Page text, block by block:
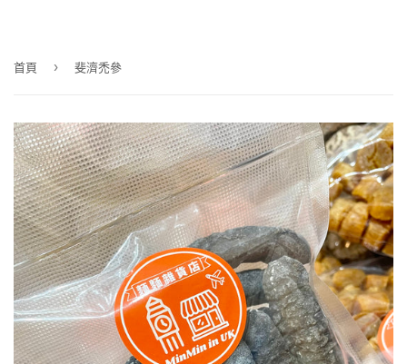
首頁 › 斐濟禿參